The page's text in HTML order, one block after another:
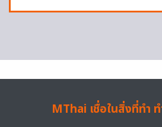
MThai เชื่อในสิ่งที่ทำ